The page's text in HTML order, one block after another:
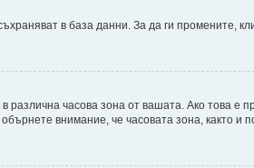
в база данни. За да ги промените,
различна часова зона от вашата. Ако това
внимание, че часовата зона, както и